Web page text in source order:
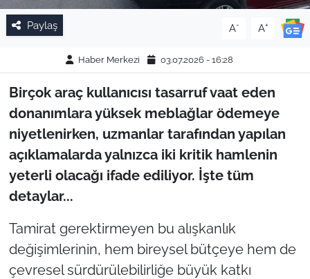
Paylaş A- A+
Haber Merkezi 03.07.2026 - 16:28
Birçok araç kullanıcısı tasarruf vaat eden
donanımlara yüksek meblağlar ödemeye
niyetlenirken, uzmanlar tarafından yapılan
açıklamalarda yalnızca iki kritik hamlenin
yeterli olacağı ifade ediliyor. İşte tüm
detaylar...
Tamirat gerektirmeyen bu alışkanlık
değişimlerinin, hem bireysel bütçeye hem de
çevresel sürdürülebilirliğe büyük katkı